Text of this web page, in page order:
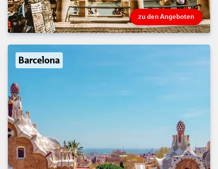
zu den Angeboten
Barcelona